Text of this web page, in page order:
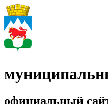
официальный